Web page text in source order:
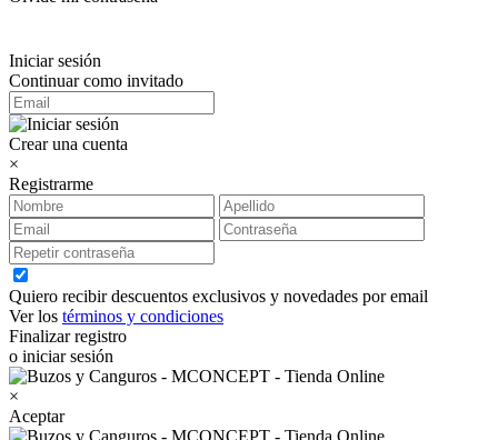
Iniciar sesión
Continuar como invitado
Crear una cuenta
×
Registrarme
Quiero recibir descuentos exclusivos y novedades por email
Ver los términos y condiciones
Finalizar registro
o iniciar sesión
×
Aceptar